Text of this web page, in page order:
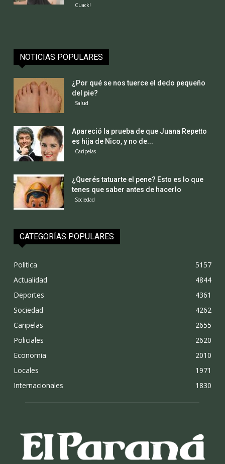
Cuack!
NOTICIAS POPULARES
¿Por qué se nos tuerce el dedo pequeño
del pie?
Salud
Apareció la prueba de que Juana Repetto
es hija de Nico, y no de...
Caripelas
¿Querés tatuarte el pene? Esto es lo que
tenes que saber antes de hacerlo
Sociedad
CATEGORÍAS POPULARES
Politica
5157
Actualidad
4844
Deportes
4361
Sociedad
4262
Caripelas
2655
Policiales
2620
Economia
2010
Locales
1971
Internacionales
1830